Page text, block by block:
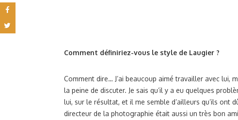
Comment définiriez-vous le style de Laugier ?
Comment dire… J’ai beaucoup aimé travailler avec lui,
la peine de discuter. Je sais qu’il y a eu quelques
lui, sur le résultat, et il me semble d’ailleurs qu’ils ont
directeur de la photographie était aussi un très bon